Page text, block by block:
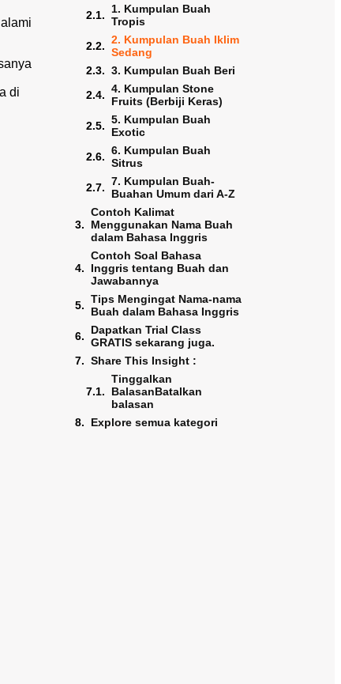
di
1. Kumpulan Buah
Tropis
2. Kumpulan Buah Iklim
Sedang
3. Kumpulan Buah Beri
4. Kumpulan Stone
Fruits (Berbiji Keras)
5. Kumpulan Buah
Exotic
6. Kumpulan Buah
Sitrus
7. Kumpulan Buah-
Buahan Umum dari A-Z
Contoh Kalimat
Menggunakan Nama Buah
dalam Bahasa Inggris
Contoh Soal Bahasa
Inggris tentang Buah dan
Jawabannya
Tips Mengingat Nama-nama
Buah dalam Bahasa Inggris
Dapatkan Trial Class
GRATIS sekarang juga.
Share This Insight :
Tinggalkan
BalasanBatalkan
balasan
Explore semua kategori